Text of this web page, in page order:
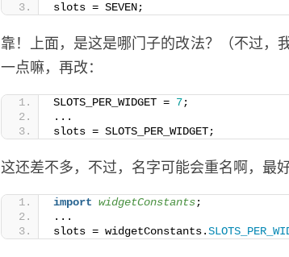
slots = SEVEN;
靠！上面，是这是哪门子的改法？（不过，
一点嘛，再改：
SLOTS_PER_WIDGET = 7;
...
slots = SLOTS_PER_WIDGET;
这还差不多，不过，名字可能会重名啊，最
import widgetConstants;
...
slots = widgetConstants.